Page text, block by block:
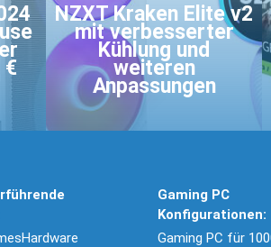
€
NZXT Kraken Elite v2
mit verbesserter
Kühlung und
weiteren
Anpassungen
Gaming PC
Konfigurationen:
Gaming PC für